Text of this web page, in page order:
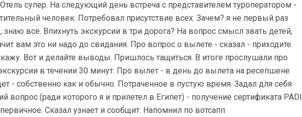
супер. На следующий день встреча с представителем туроператором -
человек. Потребовал присутствие всех. Зачем? я не первый раз
знаю все. Впихнуть экскурсии в три дорога? На вопрос смысл звать детей,
вам это ни надо до свидания. Про вопрос о вылете - сказал - приходите
Вот и делайте выводы. Пришлось тащиться. В итоге прослушали про
в течении 30 минут. Про вылет - в день до вылета на ресепшене
- собственно как и обычно. Потраченное в пустую время. Задал для себя
вопрос (ради которого я и прилетел в Египет) - получение сертификата PADI
Сказал узнает и сообщит. Напомнил по вотсапп